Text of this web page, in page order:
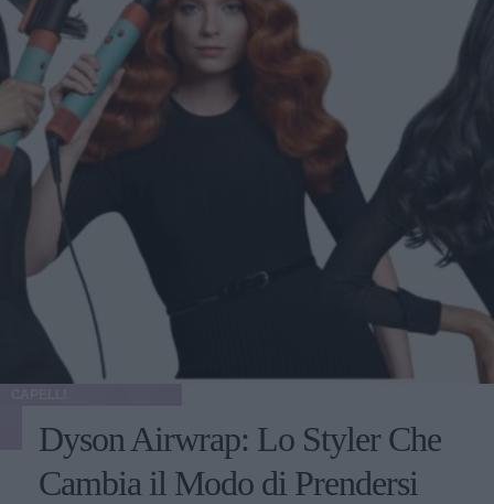
Dyson Airwrap: Lo Styler Che
Cambia il Modo di Prendersi